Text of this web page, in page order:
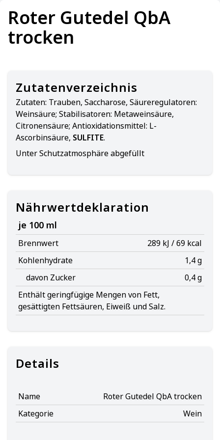
Roter Gutedel QbA
trocken
Zutatenverzeichnis
Zutaten: Trauben, Saccharose, Säureregulatoren:
Weinsäure; Stabilisatoren: Metaweinsäure,
Citronensäure; Antioxidationsmittel: L-
Ascorbinsäure, SULFITE.
Unter Schutzatmosphäre abgefüllt
Nährwertdeklaration
je 100 ml
Brennwert
289 kJ / 69 kcal
Kohlenhydrate
1,4 g
davon Zucker
0,4 g
Enthält geringfügige Mengen von Fett,
gesättigten Fettsäuren, Eiweiß und Salz.
Details
Name
Roter Gutedel QbA trocken
Kategorie
Wein